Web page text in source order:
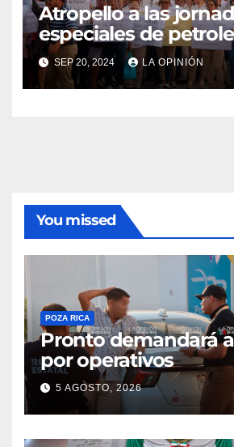
Atropello a las
especiales de
SEP 20, 2024 LA OPINIÓN
You missed
POZA RICA
Pronto demandará
por operativos
5 AGOSTO, 2026